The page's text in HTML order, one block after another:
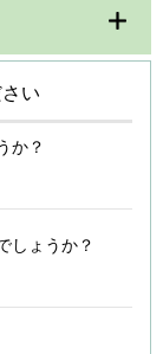
い
か？
しょうか？